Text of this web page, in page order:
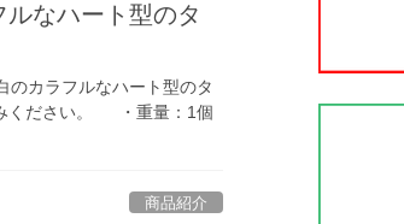
なハート型のタ
カラフルなハート型のタ
ください。 ・重量：1個
商品紹介